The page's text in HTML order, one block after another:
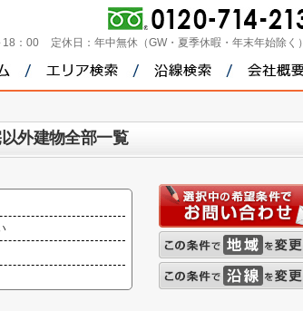
18：00 定休日： 年中無休（GW・夏季休暇・年末年始除く）
外建物全部一覧